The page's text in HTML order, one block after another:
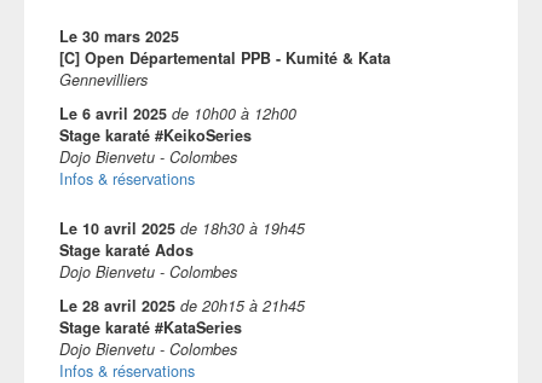
Le 30 mars 2025
[C] Open Départemental PPB - Kumité & Kata
Gennevilliers
Le 6 avril 2025 de 10h00 à 12h00
Stage karaté #KeikoSeries
Dojo Bienvetu - Colombes
Infos & réservations
Le 10 avril 2025 de 18h30 à 19h45
Stage karaté Ados
Dojo Bienvetu - Colombes
Le 28 avril 2025 de 20h15à 21h45
Stage karaté #KataSeries
Dojo Bienvetu - Colombes
Infos & réservations